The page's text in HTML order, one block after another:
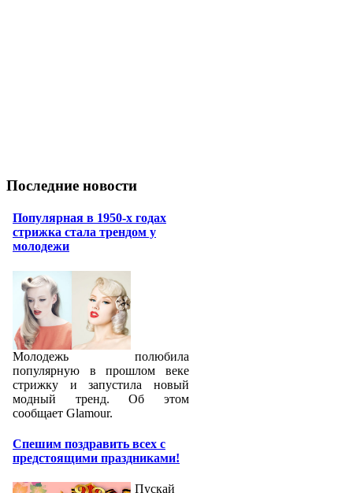
Последние новости
Популярная в 1950-х годах
стрижка стала трендом у
молодежи
Молодежь полюбила
популярную в прошлом веке
стрижку и запустила новый
модный тренд. Об этом
сообщает Glamour.
Спешим поздравить всех с
предстоящими праздниками!
Пускай